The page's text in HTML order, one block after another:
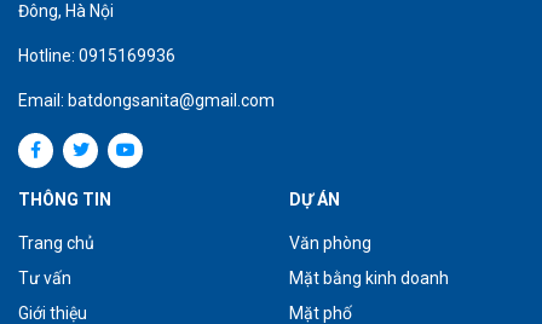
Đông, Hà Nội
Hotline: 0915169936
Email: batdongsanita@gmail.com
THÔNG TIN
Trang chủ
Tư vấn
Giới thiệu
DỰ ÁN
Văn phòng
Mặt bằng kinh doanh
Mặt phố